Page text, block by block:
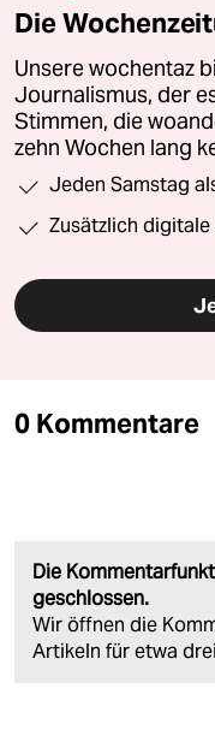
Die
Unsere wochentaz
Journalismus, der
Stimmen, die
zehn Wochen lang
Jeden Samstag
Zusätzlich
0 Kommentare
Die
geschlossen.
Wir öffnen die
Artikeln für etwa